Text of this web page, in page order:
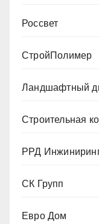
Россвет
СтройПолимер
Ландшафтный
Строительная
РРД
СК Групп
Евро Дом